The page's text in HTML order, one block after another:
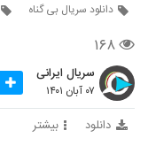
دانلود سریال بی گناه
۱۶۸
سریال ایرانی
۰۷ آبان ۱۴۰۱
دانلود بیشتر